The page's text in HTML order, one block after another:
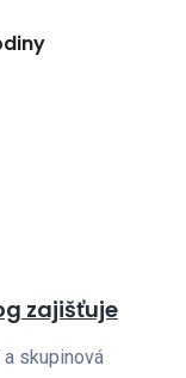
zajišťuje
skupinová